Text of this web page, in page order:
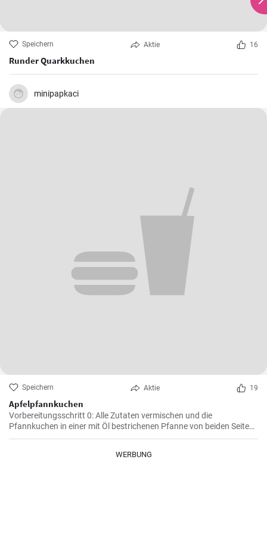
Speichern Aktie 16
Runder Quarkkuchen
minipapkaci
Speichern Aktie 19
Apfelpfannkuchen
Vorbereitungsschritt 0: Alle Zutaten vermischen und die
Pfannkuchen in einer mit Öl bestrichenen Pfanne von beiden Seiten
braten.
WERBUNG